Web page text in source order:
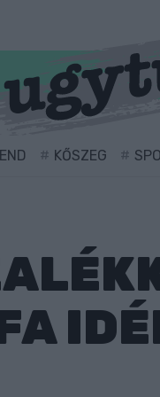
KŐSZEG